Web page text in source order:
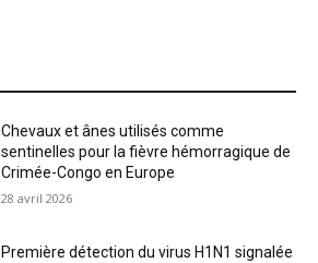
Chevaux et ânes utilisés comme
sentinelles pour la fièvre hémorragique de
Crimée-Congo en Europe
28 avril 2026
Première détection du virus H1N1 signalée